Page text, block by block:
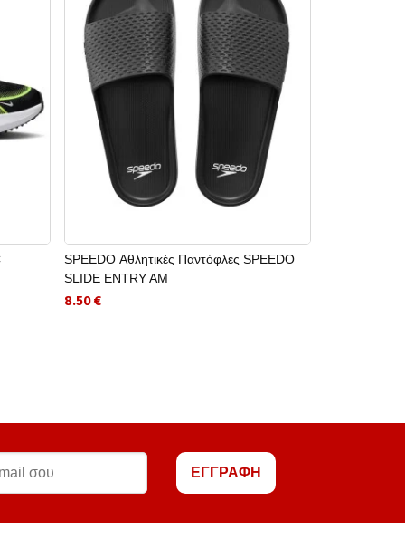
SPEEDO Αθλητικές Παντόφλες SPEEDO
SLIDE ENTRY AM
8.50 €
ΕΓΓΡΑΦΗ